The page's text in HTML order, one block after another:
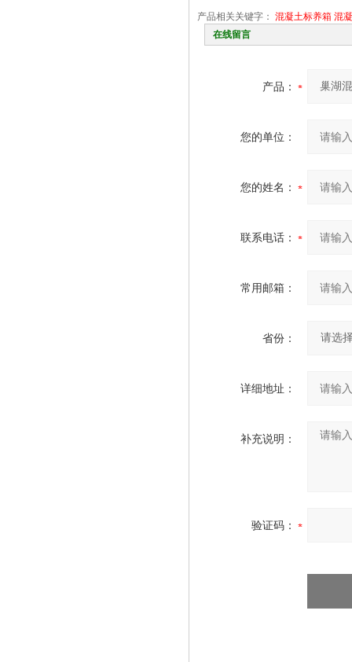
产品相关关键字： 混凝土标养箱 混
在线留言
产品：
您的单位：
您的姓名：
联系电话：
常用邮箱：
省份：
详细地址：
补充说明：
验证码：